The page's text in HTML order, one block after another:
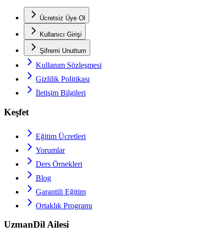
Ücretsiz Üye Ol
Kullanıcı Girişi
Şifremi Unuttum
Kullanım Sözleşmesi
Gizlilik Politikası
İletişim Bilgileri
Keşfet
Eğitim Ücretleri
Yorumlar
Ders Örnekleri
Blog
Garantili Eğitim
Ortaklık Programı
UzmanDil Ailesi